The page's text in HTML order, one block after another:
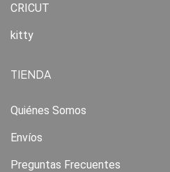
CRICUT
kitty
TIENDA
Quiénes Somos
Envíos
Preguntas Frecuentes